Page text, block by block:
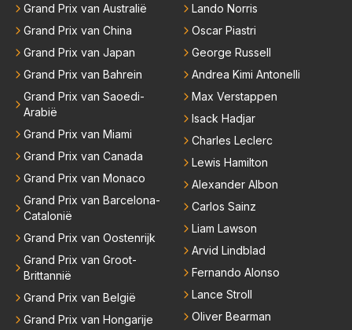
Grand Prix van Australië
Grand Prix van China
Grand Prix van Japan
Grand Prix van Bahrein
Grand Prix van Saoedi-
Arabië
Grand Prix van Miami
Grand Prix van Canada
Grand Prix van Monaco
Grand Prix van Barcelona-
Catalonië
Grand Prix van Oostenrijk
Grand Prix van Groot-
Brittannië
Grand Prix van België
Grand Prix van Hongarije
Lando Norris
Oscar Piastri
George Russell
Andrea Kimi Antonelli
Max Verstappen
Isack Hadjar
Charles Leclerc
Lewis Hamilton
Alexander Albon
Carlos Sainz
Liam Lawson
Arvid Lindblad
Fernando Alonso
Lance Stroll
Oliver Bearman